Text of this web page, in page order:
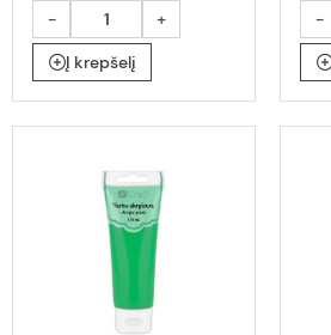
-
+
Į krepšelį
-